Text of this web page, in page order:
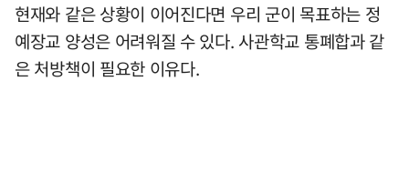
현재와 같은 상황이 이어진다면 우리 군이 목표하는 정
예장교 양성은 어려워질 수 있다. 사관학교 통폐합과 같
은 처방책이 필요한 이유다.